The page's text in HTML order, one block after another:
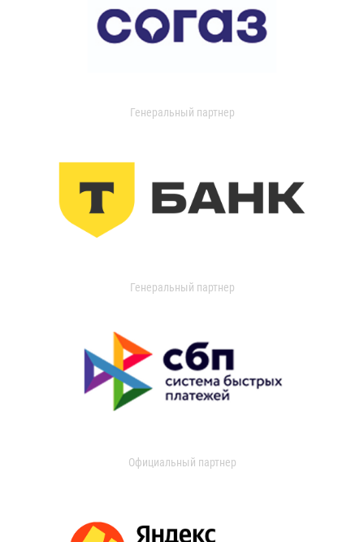
Генеральный партнер
Генеральный партнер
Официальный партнер